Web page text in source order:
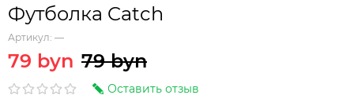
Футболка Catch
Артикул: —
79 byn 79 byn
Оставить отзыв